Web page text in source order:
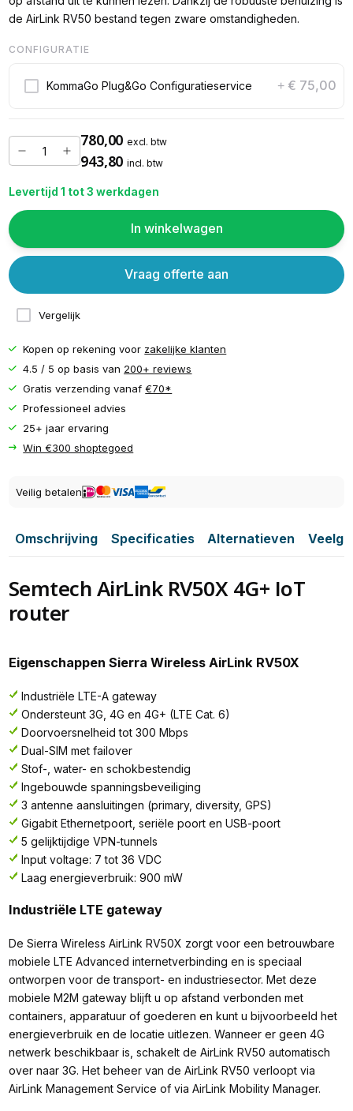
de AirLink RV50 bestand tegen zware omstandigheden.
CONFIGURATIE
KommaGo Plug&Go Configuratieservice + € 75,00
780,00 excl. btw
943,80 incl. btw
Levertijd 1 tot 3 werkdagen
In winkelwagen
Vergelijk
Vraag offerte aan
Kopen op rekening voor zakelijke klanten
4.5 / 5 op basis van 200+ reviews
Gratis verzending vanaf€70*
Professioneel advies
25+ jaar ervaring
Win €300 shoptegoed
Veilig betalen
Omschrijving Specificaties Alternatieven
Semtech AirLink RV50X 4G+ IoT
router
Eigenschappen Sierra Wireless AirLink RV50X
Industriële LTE-A gateway
Ondersteunt 3G, 4G en 4G+ (LTE Cat. 6)
Doorvoersnelheid tot 300 Mbps
Dual-SIM met failover
Stof-, water- en schokbestendig
Ingebouwde spanningsbeveiliging
3 antenne aansluitingen (primary, diversity, GPS)
Gigabit Ethernetpoort, seriële poort en USB-poort
5 gelijktijdige VPN-tunnels
Input voltage: 7 tot 36 VDC
Laag energieverbruik: 900 mW
Industriële LTE gateway
De Sierra Wireless AirLink RV50X zorgt voor een betrouwbare
mobiele LTE Advanced internetverbinding en is speciaal
ontworpen voor de transport- en industriesector. Met deze
mobiele M2M gateway blijft u op afstand verbonden met
containers, apparatuur of goederen en kunt u bijvoorbeeld het
energieverbruik en de locatie uitlezen. Wanneer er geen 4G
netwerk beschikbaar is, schakelt de AirLink RV50 automatisch
over naar 3G. Het beheer van de AirLink RV50 verloopt via
AirLink Management Service of via AirLink Mobility Manager.